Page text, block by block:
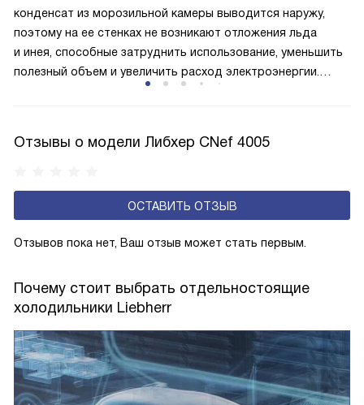
и быстрее происходит охлаждение, затрачивается
меньше электроэнергии.
конденсат из морозильной камеры выводится наружу,
поэтому на ее стенках не возникают отложения льда
и инея, способные затруднить использование, уменьшить
полезный объем и увеличить расход электроэнергии.
Отзывы о модели Либхер CNef 4005
ОСТАВИТЬ ОТЗЫВ
Отзывов пока нет, Ваш отзыв может стать первым.
Почему стоит выбрать отдельностоящие
холодильники Liebherr